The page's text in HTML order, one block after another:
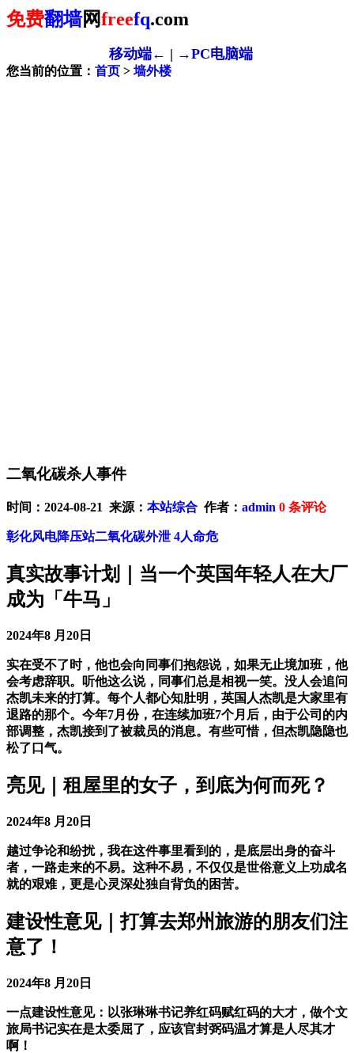
免费翻墙网freefq.com
移动端← | →PC电脑端
您当前的位置： 首页 > 墙外楼
二氧化碳杀人事件
时间：2024-08-21 来源： 本站综合 作者： admin 0 条评论
彰化风电降压站二氧化碳外泄 4人命危
真实故事计划｜当一个英国年轻人在大厂
成为「牛马」
2024年8 月20日
实在受不了时，他也会向同事们抱怨说，如果无止境加班，他
会考虑辞职。听他这么说，同事们总是相视一笑。没人会追问
杰凯未来的打算。每个人都心知肚明，英国人杰凯是大家里有
退路的那个。今年7月份，在连续加班7个月后，由于公司的内
部调整，杰凯接到了被裁员的消息。有些可惜，但杰凯隐隐也
松了口气。
亮见｜租屋里的女子，到底为何而死？
2024年8 月20日
越过争论和纷扰，我在这件事里看到的，是底层出身的奋斗
者，一路走来的不易。这种不易，不仅仅是世俗意义上功成名
就的艰难，更是心灵深处独自背负的困苦。
建设性意见｜打算去郑州旅游的朋友们注
意了！
2024年8 月20日
一点建设性意见：以张琳琳书记养红码赋红码的大才，做个文
旅局书记实在是太委屈了，应该官封弼码温才算是人尽其才
啊！